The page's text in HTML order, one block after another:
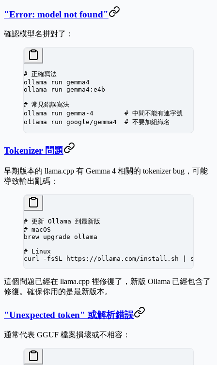
"Error: model not found"
確認模型名拼對了：
# 正確寫法
ollama run gemma4
ollama run gemma4:e4b
# 常見錯誤寫法
ollama run gemma-4
        # 中間不能有連字號
ollama run google/gemma4
  # 不要加組織名
Tokenizer 問題
早期版本的 llama.cpp 有 Gemma 4 相關的 tokenizer bug，可能
導致輸出亂碼：
# 更新 Ollama 到最新版
# macOS
brew upgrade ollama
# Linux
curl
-fsSL https://ollama.com/install.sh sh
這個問題已經在 llama.cpp 裡修復了，新版 Ollama 已經包含了
修復。確保你用的是最新版本。
"Unexpected token" 或解析錯誤
通常代表 GGUF 檔案損壞或不相容：